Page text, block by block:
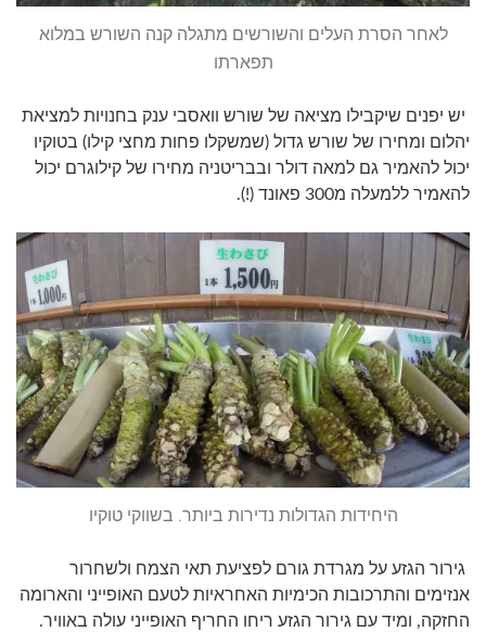
לאחר הסרת העלים והשורשים מתגלה קנה השורש במלוא
תפארתו
יש יפנים שיקבילו מציאה של שורש וואסבי ענק בחנויות למציאת
יהלום ומחירו של שורש גדול (שמשקלו פחות מחצי קילו) בטוקיו
יכול להאמיר גם למאה דולר ובבריטניה מחירו של קילוגרם יכול
להאמיר ללמעלה מ300 פאונד (!).
היחידות הגדולות נדירות ביותר. בשווקי טוקיו
גירור הגזע על מגרדת גורם לפציעת תאי הצמח ולשחרור
אנזימים והתרכובות הכימיות האחראיות לטעם האופייני והארומה
החזקה, ומיד עם גירור הגזע ריחו החריף האופייני עולה באוויר.